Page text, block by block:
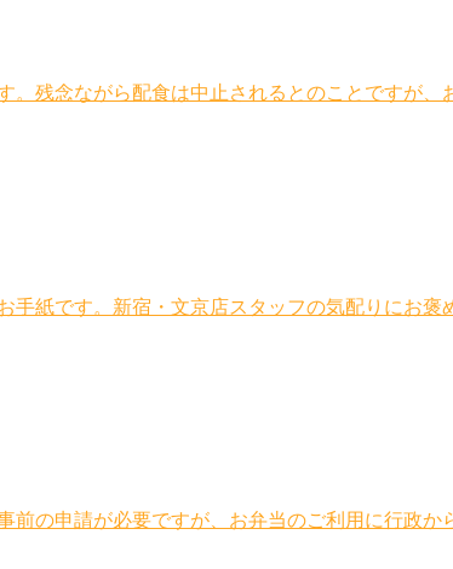
残念ながら配食は中止されるとのことですが、
紙です。新宿・文京店スタッフの気配りにお褒
の申請が必要ですが、お弁当のご利用に行政か